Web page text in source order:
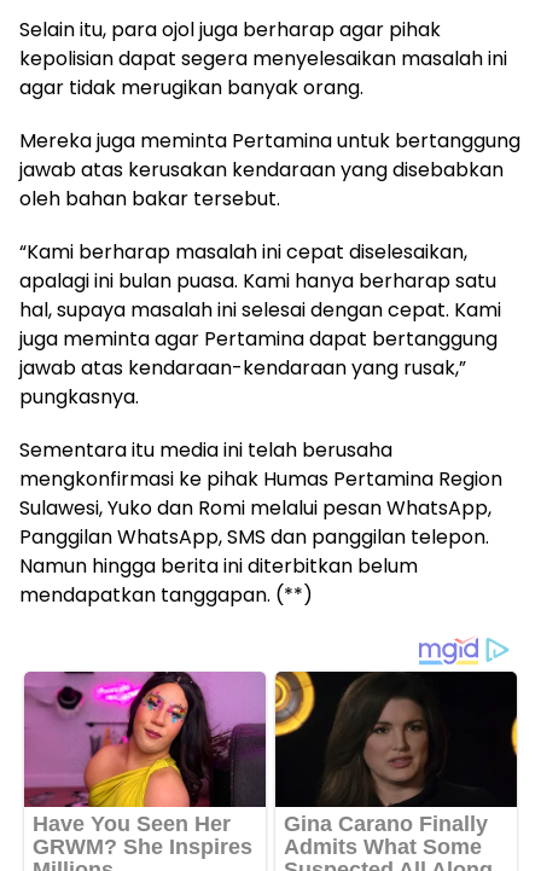
Selain itu, para ojol juga berharap agar pihak
kepolisian dapat segera menyelesaikan masalah ini
agar tidak merugikan banyak orang.
Mereka juga meminta Pertamina untuk bertanggung
jawab atas kerusakan kendaraan yang disebabkan
oleh bahan bakar tersebut.
“Kami berharap masalah ini cepat diselesaikan,
apalagi ini bulan puasa. Kami hanya berharap satu
hal, supaya masalah ini selesai dengan cepat. Kami
juga meminta agar Pertamina dapat bertanggung
jawab atas kendaraan-kendaraan yang rusak,”
pungkasnya.
Sementara itu media ini telah berusaha
mengkonfirmasi ke pihak Humas Pertamina Region
Sulawesi, Yuko dan Romi melalui pesan WhatsApp,
Panggilan WhatsApp, SMS dan panggilan telepon.
Namun hingga berita ini diterbitkan belum
mendapatkan tanggapan. (**)